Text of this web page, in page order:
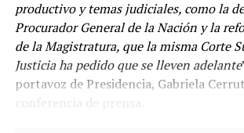
“Venimos diciendo que la circulación de
sido muy dinámica y desde el principio la
productivo y temas judiciales, como la
Procurador General de la Nación y la
de la Magistratura, que la misma Corte
Justicia ha pedido que se lleven adelante
portavoz de Presidencia, Gabriela
conferencia de prensa.